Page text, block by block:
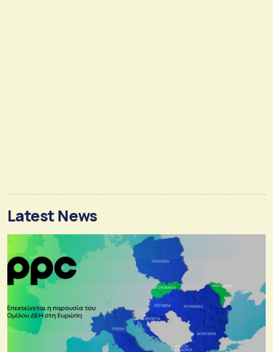
Latest News